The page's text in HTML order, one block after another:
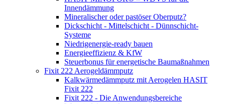
Innendämmung
Mineralischer oder pastöser Oberputz?
Dickschicht - Mittelschicht - Dünnschicht-
Systeme
Niedrigenergie-ready bauen
Energieeffizienz & KfW
Steuerbonus für energetische Baumaßnahmen
Fixit 222 Aerogeldämmputz
Kalkwärmedämmputz mit Aerogelen HASIT
Fixit 222
Fixit 222 - Die Anwendungsbereiche